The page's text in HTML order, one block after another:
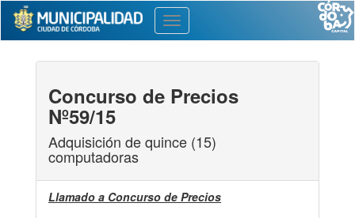
Toggle
navigation
Concurso de Precios
Nº59/15
Adquisición de quince (15)
computadoras
Llamado a Concurso de Precios